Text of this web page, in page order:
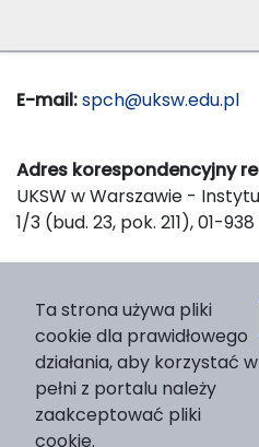
E-mail:spch@uksw.edu.pl
Adres korespondencyjny
UKSW w Warszawie -
1/3 (bud. 23, pok. 211), 01-
Wydawnictwo Naukowe
nr 2, 01-815 Warszawa
Strona WWW Wydawnictwa
e-mail:
Ta strona używa pliki
cookie dla prawidłowego
działania, aby korzystać w
pełni z portalu należy
zaakceptować pliki
cookie.